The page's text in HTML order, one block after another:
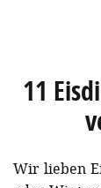
11
Wir lieben